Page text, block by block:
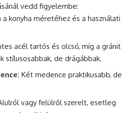
vedd figyelembe:
a konyha méretéhez és a használati
acél tartós és olcsó, míg a gránit
stílusosabbak, de drágábbak.
Két medence praktikusabb, de
vagy felülről szerelt, esetleg